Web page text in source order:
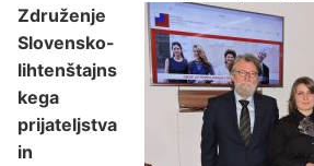
Združenje
Slovensko-
lihtenštajns
kega
prijateljstva
in